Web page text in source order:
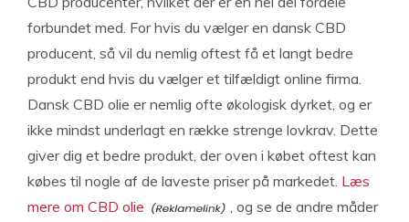
forbundet med. For hvis du vælger en dansk CBD
producent, så vil du nemlig oftest få et langt bedre
produkt end hvis du vælger et tilfældigt online firma.
Dansk CBD olie er nemlig ofte økologisk dyrket, og er
ikke mindst underlagt en række strenge lovkrav. Dette
giver dig et bedre produkt, der oven i købet oftest kan
købes til nogle af de laveste priser på markedet. Læs
mere om CBD olie
, og se de andre måder